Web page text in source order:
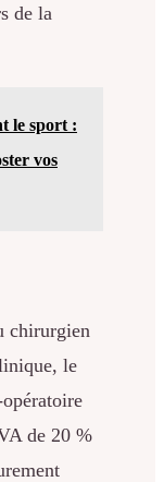
de la
le sport :
vos
chirurgien
le
de 20 %